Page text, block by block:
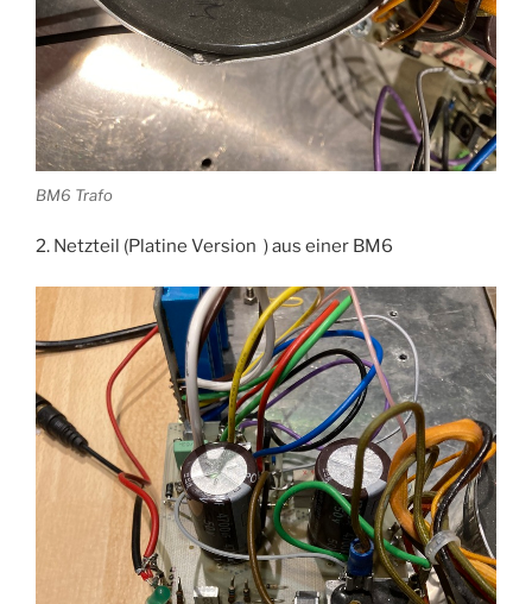
BM6 Trafo
2. Netzteil (Platine Version ) aus einer BM6